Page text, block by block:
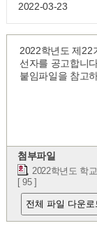
2022-03-23
2022학년도 제22
선자를 공고합니
붙임파일을 참고
첨부파일
2022학년도 학
[ 95 ]
전체 파일 다운로